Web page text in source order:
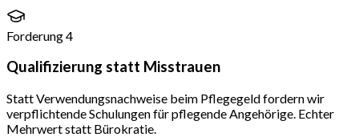
Forderung 4
Qualifizierung statt Misstrauen
Statt Verwendungsnachweise beim Pflegegeld fordern wir
verpflichtende Schulungen für pflegende Angehörige. Echter
Mehrwert statt Bürokratie.